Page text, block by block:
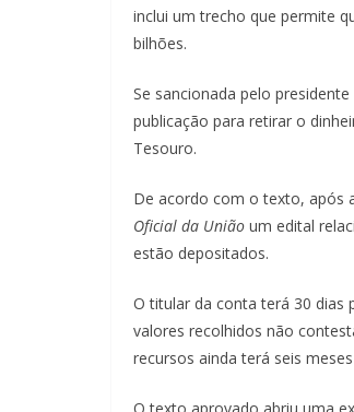
inclui um trecho que permite
bilhões.
Se sancionada pelo
publicação para retirar o
Tesouro.
De acordo com o texto, após
Oficial da União um edital
estão depositados.
O titular da conta terá 30 dias
valores recolhidos não
recursos ainda terá seis